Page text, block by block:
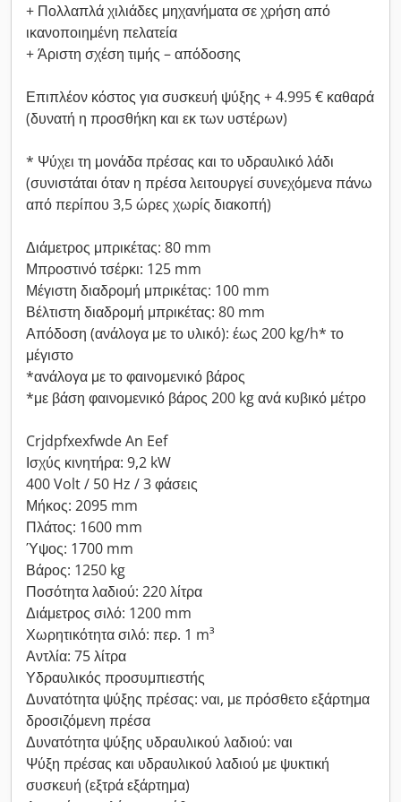
+ Πολλαπλά χιλιάδες μηχανήματα σε χρήση από
ικανοποιημένη πελατεία
+ Άριστη σχέση τιμής – απόδοσης
Επιπλέον κόστος για συσκευή ψύξης + 4.995 € καθαρά
(δυνατή η προσθήκη και εκ των υστέρων)
* Ψύχει τη μονάδα πρέσας και το υδραυλικό λάδι
(συνιστάται όταν η πρέσα λειτουργεί συνεχόμενα πάνω
από περίπου 3,5 ώρες χωρίς διακοπή)
Διάμετρος μπρικέτας: 80 mm
Μπροστινό τσέρκι: 125 mm
Μέγιστη διαδρομή μπρικέτας: 100 mm
Βέλτιστη διαδρομή μπρικέτας: 80 mm
Απόδοση (ανάλογα με το υλικό): έως 200 kg/h* το
μέγιστο
*ανάλογα με το φαινομενικό βάρος
*με βάση φαινομενικό βάρος 200 kg ανά κυβικό μέτρο
Crjdpfxexfwde An Eef
Ισχύς κινητήρα: 9,2 kW
400 Volt / 50 Hz / 3 φάσεις
Μήκος: 2095 mm
Πλάτος: 1600 mm
Ύψος: 1700 mm
Βάρος: 1250 kg
Ποσότητα λαδιού: 220 λίτρα
Διάμετρος σιλό: 1200 mm
Χωρητικότητα σιλό: περ. 1 m³
Αντλία: 75 λίτρα
Υδραυλικός προσυμπιεστής
Δυνατότητα ψύξης πρέσας: ναι, με πρόσθετο εξάρτημα
δροσιζόμενη πρέσα
Δυνατότητα ψύξης υδραυλικού λαδιού: ναι
Ψύξη πρέσας και υδραυλικού λαδιού με ψυκτική
συσκευή (εξτρά εξάρτημα)